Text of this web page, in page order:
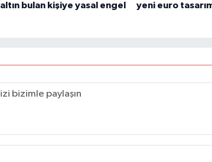
altın bulan kişiye yasal engel
yeni euro